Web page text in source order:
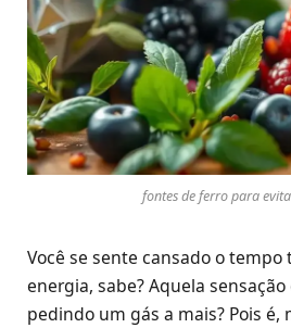
fontes de ferro para
Você se sente cansado o tempo
energia, sabe? Aquela
pedindo um gás a mais? Pois é,